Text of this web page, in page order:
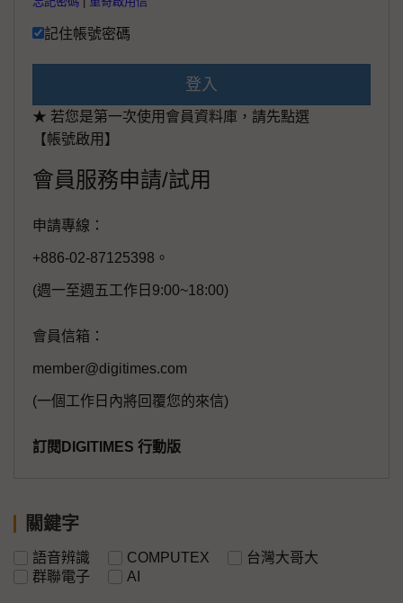
記住帳號密碼
登入
★ 若您是第一次使用會員資料庫，請先點選
【帳號啟用】
會員服務申請/試用
申請專線：
+886-02-87125398。
(週一至週五工作日9:00~18:00)
會員信箱：
member@digitimes.com
(一個工作日內將回覆您的來信)
訂閱DIGITIMES 行動版
關鍵字
語音辨識 COMPUTEX
台灣大哥大
群聯電子
AI